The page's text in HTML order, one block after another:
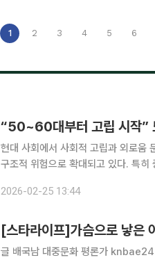
1 2 3 4 5 6
“50~60대부터 고립 시작”
현대 사회에서 사회적 고립과 외로움
구조적 위험으로 확대되고 있다. 특히
예은 연구원은 지난해 12월 발표한 ‘
2026-02-25 13:44
[스타라이프]가슴으로 낳은
글 배국남 대중문화 평론가